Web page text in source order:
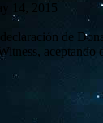
14, 2015
de
aceptando